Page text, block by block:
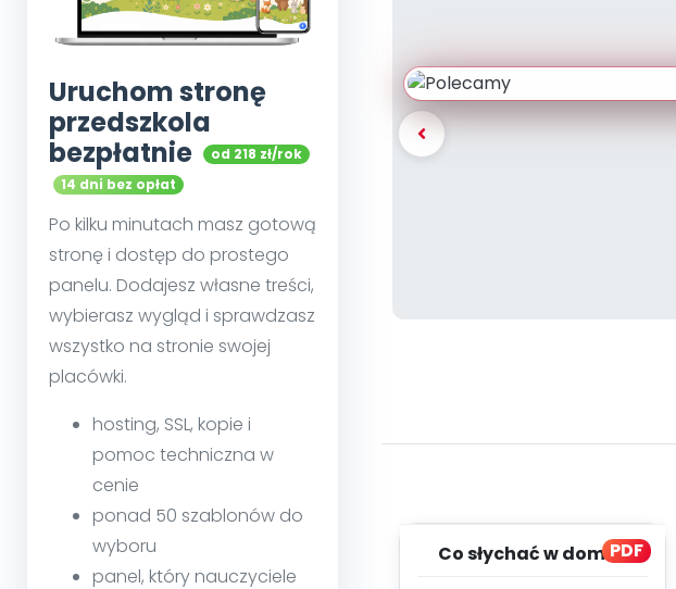
Uruchom stronę
przedszkola
bezpłatnie
od 218 zł/rok
14 dni bez opłat
Po kilku minutach masz gotową
stronę i dostęp do prostego
panelu. Dodajesz własne treści,
wybierasz wygląd i sprawdzasz
wszystko na stronie swojej
placówki.
hosting, SSL, kopie i
pomoc techniczna w
cenie
ponad 50 szablonów do
wyboru
panel, który nauczyciele
PDF
Co słychać w domu?